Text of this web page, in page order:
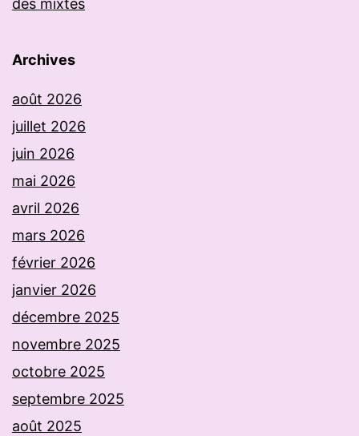
des mixtes
Archives
août 2026
juillet 2026
juin 2026
mai 2026
avril 2026
mars 2026
février 2026
janvier 2026
décembre 2025
novembre 2025
octobre 2025
septembre 2025
août 2025